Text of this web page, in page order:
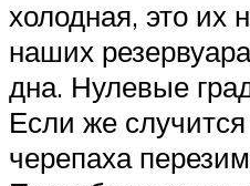
холодная, это их
наших
дна. Нулевые
Если же
черепаха